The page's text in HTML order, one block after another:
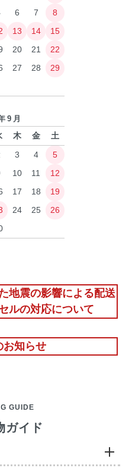
6 7
8
13 14
15
20 21
22
27 28
29
9月
木 金
土
3 4
5
10 11
12
17 18
19
24 25
26
地震の影響による配送
ルの対応について
お知らせ
GUIDE
ガイド